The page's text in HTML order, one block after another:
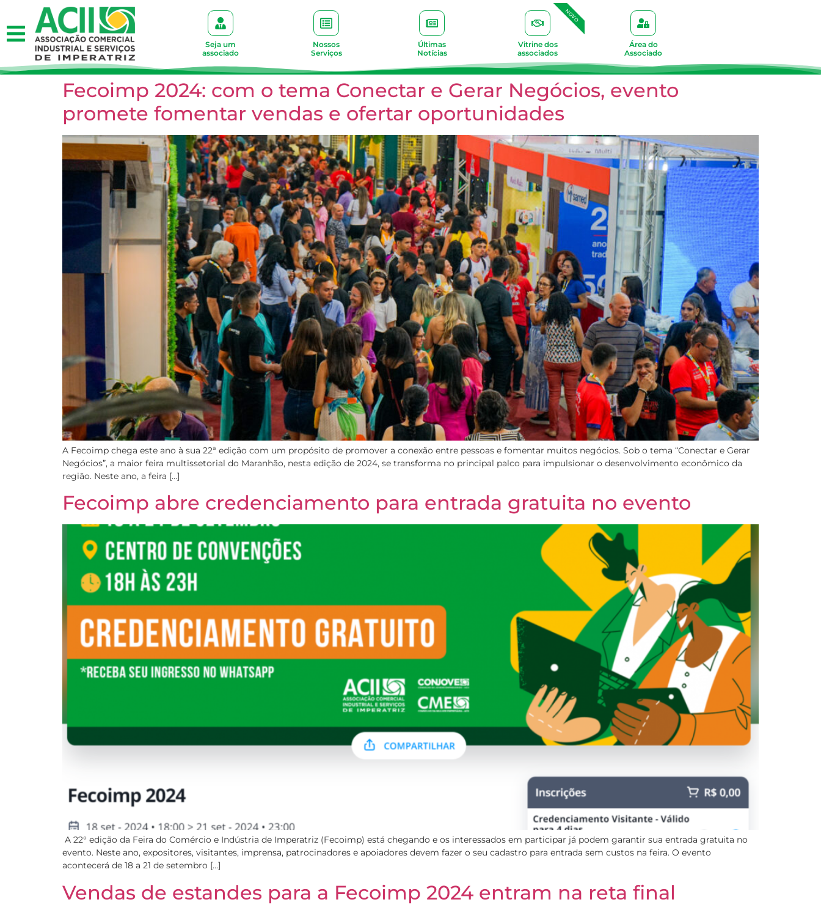
Seja um
associado
Nossos
Serviços
Últimas
Notícias
Vitrine dos
associados
NOVO
Área do
Associado
Fecoimp 2024: com o tema Conectar e Gerar Negócios, evento
promete fomentar vendas e ofertar oportunidades
A Fecoimp chega este ano à sua 22ª edição com um propósito de promover a conexão entre pessoas e fomentar muitos negócios. Sob o tema “Conectar e Gerar
Negócios”, a maior feira multissetorial do Maranhão, nesta edição de 2024, se transforma no principal palco para impulsionar o desenvolvimento econômico da
região. Neste ano, a feira […]
Fecoimp abre credenciamento para entrada gratuita no evento
A 22° edição da Feira do Comércio e Indústria de Imperatriz (Fecoimp) está chegando e os interessados em participar já podem garantir sua entrada gratuita no
evento. Neste ano, expositores, visitantes, imprensa, patrocinadores e apoiadores devem fazer o seu cadastro para entrada sem custos na feira. O evento
acontecerá de 18 a 21 de setembro […]
Vendas de estandes para a Fecoimp 2024 entram na reta final